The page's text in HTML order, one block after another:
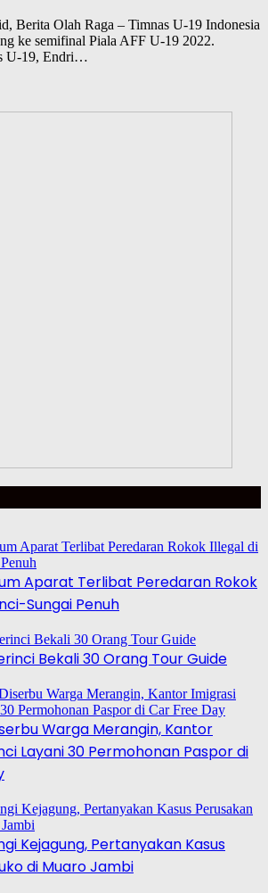
Berita Olah Raga – Timnas U-19 Indonesia
ke semifinal Piala AFF U-19 2022.
U-19, Endri…
Aparat Terlibat Peredaran Rokok
Sungai Penuh
Bekali 30 Orang Tour Guide
Warga Merangin, Kantor
Layani 30 Permohonan Paspor di
Kejagung, Pertanyakan Kasus
di Muaro Jambi